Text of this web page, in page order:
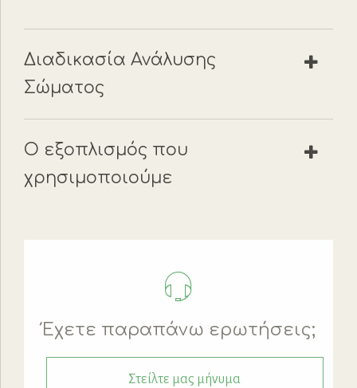
Διαδικασία Ανάλυσης
Σώματος
Ο εξοπλισμός που
χρησιμοποιούμε
Έχετε παραπάνω ερωτήσεις;
Στείλτε μας μήνυμα